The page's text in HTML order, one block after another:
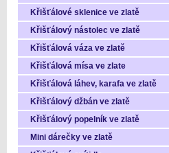
Křišťálové sklenice ve zlatě
Křišťálový nástolec ve zlatě
Křišťálová váza ve zlatě
Křišťálová mísa ve zlate
Křišťálová láhev, karafa ve zlatě
Křišťálový džbán ve zlatě
Křišťálový popelník ve zlatě
Mini dárečky ve zlatě